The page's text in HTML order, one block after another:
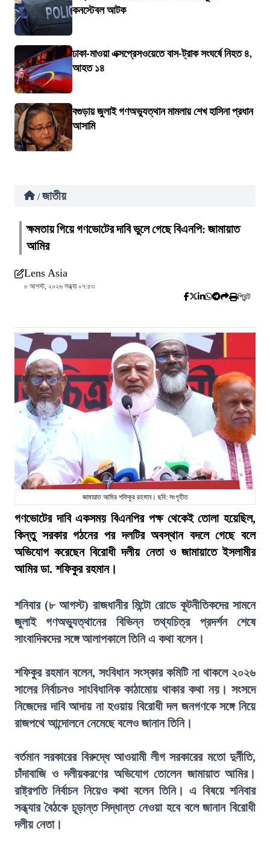
কনস্টেবল আটক
ঢাকা-মাওয়া এক্সপ্রেসওয়েতে বাস-ট্রাক সংঘর্ষে নিহত ৪,
আহত ১৪
বগুড়ায় জুলাই গণঅভ্যুত্থান মামলায় শেখ হাসিনা প্রধান
আসামি
/ জাতীয়
ক্ষমতায় গিয়ে গণভোটের দাবি ভুলে গেছে বিএনপি: জামায়াত
আমির
Lens Asia
৮ আগস্ট, ২০২৬ সন্ধ্যা ০৭:৫৩
প্রিন্ট
জামায়াত আমির শফিকুর রহমান। ছবি: সংগৃহীত
গণভোটের দাবি একসময় বিএনপির পক্ষ থেকেই তোলা হয়েছিল,
কিন্তু সরকার গঠনের পর দলটির অবস্থান বদলে গেছে বলে
অভিযোগ করেছেন বিরোধী দলীয় নেতা ও জামায়াতে ইসলামীর
আমির ডা. শফিকুর রহমান।
শনিবার (৮ আগস্ট) রাজধানীর মিন্টো রোডে কূটনীতিকদের সামনে
জুলাই গণঅভ্যুত্থানের বিভিন্ন তথ্যচিত্র প্রদর্শন শেষে
সাংবাদিকদের সঙ্গে আলাপকালে তিনি এ কথা বলেন।
শফিকুর রহমান বলেন, সংবিধান সংস্কার কমিটি না থাকলে ২০২৬
সালের নির্বাচনও সাংবিধানিক কাঠামোয় থাকার কথা নয়। সংসদে
নিজেদের দাবি আদায় না হওয়ায় বিরোধী দল জনগণকে সঙ্গে নিয়ে
রাজপথে আন্দোলনে নেমেছে বলেও জানান তিনি।
বর্তমান সরকারের বিরুদ্ধে আওয়ামী লীগ সরকারের মতো দুর্নীতি,
চাঁদাবাজি ও দলীয়করণের অভিযোগ তোলেন জামায়াত আমির।
রাষ্ট্রপতি নির্বাচন নিয়েও কথা বলেন তিনি। এ বিষয়ে শনিবার
সন্ধ্যার বৈঠকে চূড়ান্ত সিদ্ধান্ত নেওয়া হবে বলে জানান বিরোধী
দলীয় নেতা।